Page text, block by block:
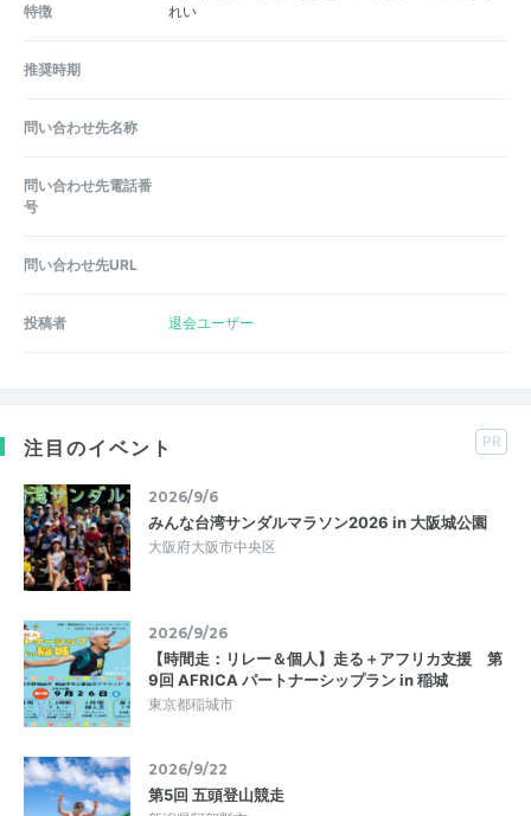
特徴
れい
推奨時期
問い合わせ先名称
問い合わせ先電話番
号
問い合わせ先URL
投稿者 退会ユーザー
注目のイベント PR
2026/9/6
みんな台湾サンダルマラソン2026 in 大阪城公園
大阪府大阪市中央区
2026/9/26
【時間走：リレー＆個人】走る＋アフリカ支援 第
9回 AFRICA パートナーシップラン in 稲城
東京都稲城市
2026/9/22
第5回 五頭登山競走